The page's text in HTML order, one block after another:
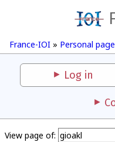
France-IOI » Personal
Log in
View page of: